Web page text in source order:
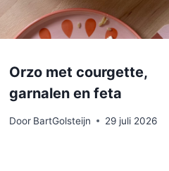
Orzo met courgette,
garnalen en feta
Door BartGolsteijn 29 juli 2026